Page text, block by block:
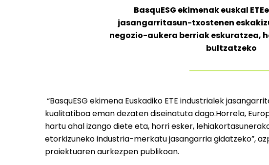
BasquESG ekimenak euskal
jasangarritasun-txostenen
negozio-aukera berriak eskuratzea,
bultzatzeko
“BasquESG ekimena Euskadiko ETE industrialek
kualitatiboa eman dezaten diseinatuta dago.Horrela,
hartu ahal izango diete eta, horri esker,
etorkizuneko industria-merkatu jasangarria gidatzeko”,
proiektuaren aurkezpen publikoan.